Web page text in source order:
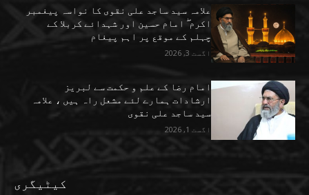
علامہ سید ساجد علی نقوی کا نواسہ پیغمبر
اکرم ۖ امام حسین اور شہدائے کربلا کے
چہلم کے موقع پر اہم پیغام
اگست 3, 2026
امام رضا کے علم و حکمت سے لبریز
ارشادات ہمارے لئے مشعل راہ ہیں ، علامہ
سید ساجد علی نقوی
اگست 1, 2026
کیٹیگری